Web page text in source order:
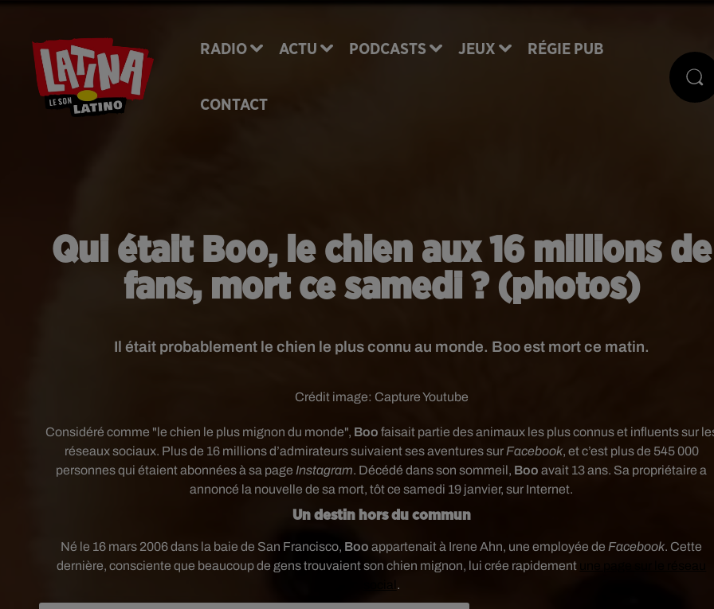
RADIO ACTU PODCASTS JEUX RÉGIE PUB
CONTACT
Qui était Boo, le chien aux 16 millions de
fans, mort ce samedi ? (photos)
Il était probablement le chien le plus connu au monde. Boo est mort ce matin.
Crédit image: Capture Youtube
Considéré comme "le chien le plus mignon du monde", Boo faisait partie des animaux les plus connus et influents sur
réseaux sociaux. Plus de 16 millions d’admirateurs suivaient ses aventures sur Facebook, et c’est plus de 545 000
personnes qui étaient abonnées à sa page Instagram. Décédé dans son sommeil, Boo avait 13 ans. Sa propriétaire a
annoncé la nouvelle de sa mort, tôt ce samedi 19 janvier, sur Internet.
Un destin hors du commun
Né le 16 mars 2006 dans la baie de San Francisco, Boo appartenait à Irene Ahn, une employée de Facebook. Cette
dernière, consciente que beaucoup de gens trouvaient son chien mignon, lui crée rapidement
.